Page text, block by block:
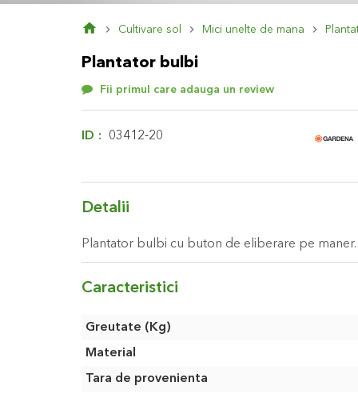
Cultivare sol Mici unelte de mana
Plantator bulbi
Fii primul care adauga un review
ID 03412-20
Detalii
Plantator bulbi cu buton de eliberare pe maner.
Caracteristici
Caracteristici
Greutate (Kg)
Material
Tara de provenienta